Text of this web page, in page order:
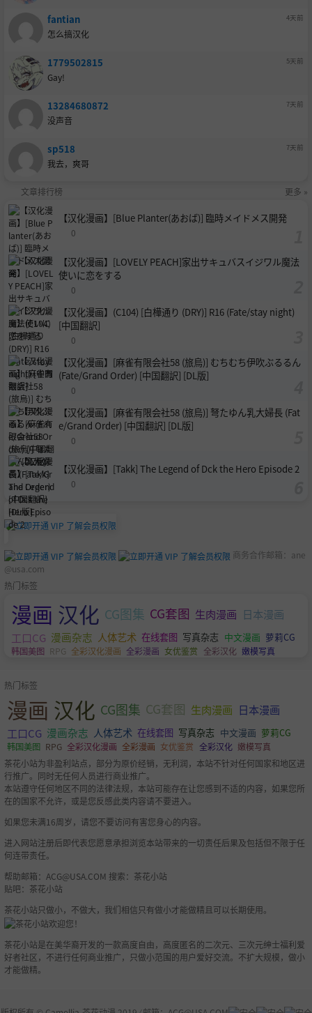
fantian 4天前
怎么搞汉化
1779502815 5天前
Gay!
13284680872 7天前
没声音
sp518 7天前
我去，爽哥
文章排行榜 更多 »
【汉化漫画】[Blue Planter(あおば)] 臨時メイドメス開発
0
【汉化漫画】[LOVELY PEACH]家出サキュバスイジワル魔法
使いに恋をする
0
【汉化漫画】(C104) [白樺通り (DRY)] R16 (Fate/stay night)
[中国翻訳]
0
【汉化漫画】[麻雀有限会社58 (旅烏)] むちむち伊吹ぶるるん
(Fate/Grand Order) [中国翻訳] [DL版]
0
【汉化漫画】[麻雀有限会社58 (旅烏)] 弩たゆん乳大婦長 (Fat
e/Grand Order) [中国翻訳] [DL版]
0
【汉化漫画】[Takk] The Legend of Dck the Hero Episode 2
0
商务合作邮箱： ane
@usa.com
热门标签
漫画 汉化 CG图集 CG套图 生肉漫画 日本漫画
工口CG 漫画杂志 人体艺术 在线套图 写真杂志 中文漫画 萝莉CG
韩国美图 RPG 全彩汉化漫画 全彩漫画 女优鉴赏 全彩汉化 嫩模写真
热门标签
漫画 汉化 CG图集 CG套图 生肉漫画 日本漫画
工口CG 漫画杂志 人体艺术 在线套图 写真杂志 中文漫画 萝莉CG
韩国美图 RPG 全彩汉化漫画 全彩漫画 女优鉴赏 全彩汉化 嫩模写真
茶花小站为非盈利站点，部分为原价经销，无利润，本站不针对任何国家和地区进
行推广。同时无任何人员进行商业推广。
本站遵守任何地区不同的法律法规，本站可能存在让您感到不适的内容，如果您所
在的国家不允许，或是您反感此类内容请不要进入。
如果您未满16周岁，请您不要访问有害您身心的内容。
进入网站注册后即代表您愿意承担浏览本站带来的一切责任后果及包括但不限于任
何连带责任。
帮助邮箱： ACG@USA.COM 搜索：茶花小站
贴吧：茶花小站
茶花小站只做小，不做大，我们相信只有做小才能做精且可以长期使用。
茶花小站是在美华裔开发的一款高度自由，高度匿名的二次元、三次元绅士福利爱
好者社区，不进行任何商业推广，只做小范围的用户爱好交流。不扩大规模，做小
才能做精。